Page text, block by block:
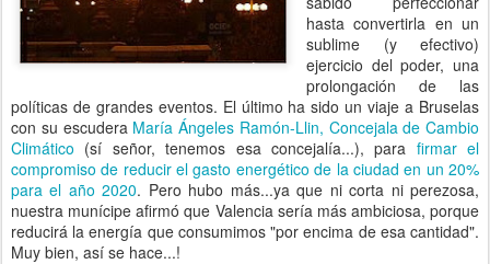
hasta convertirla en un
sublime (y efectivo)
ejercicio del poder, una
prolongación de las
políticas de grandes eventos. El último ha sido un viaje a Bruselas
con su escudera María Ángeles Ramón-Llin, Concejala de Cambio
Climático (sí señor, tenemos esa concejalía...), para firmar el
compromiso de reducir el gasto energético de la ciudad en un 20%
para el año 2020. Pero hubo más...ya que ni corta ni perezosa,
nuestra munícipe afirmó que Valencia sería más ambiciosa, porque
reducirá la energía que consumimos "por encima de esa cantidad".
Muy bien, así se hace...!